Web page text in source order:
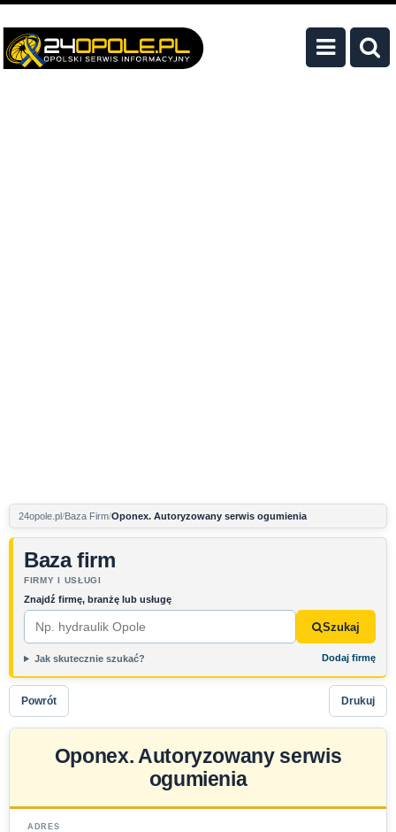
24opole.pl Baza Firm Oponex. Autoryzowany serwis ogumienia
Baza firm
FIRMY I USŁUGI
Znajdź firmę, branżę lub usługę
Szukaj
Jak skutecznie szukać? Dodaj firmę
Powrót Drukuj
Oponex. Autoryzowany serwis
ogumienia
ADRES